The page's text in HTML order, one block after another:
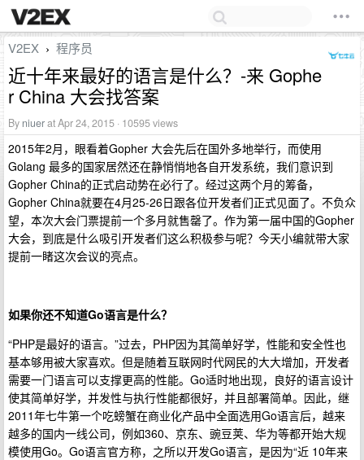
V2EX › 程序员
近十年来最好的语言是什么？-来 Gophe
r China 大会找答案
By niuerat Apr 24, 2015 · 10595 views
2015年2月，眼看着Gopher 大会先后在国外多地举行，而使用
Golang 最多的国家居然还在静悄悄地各自开发系统，我们意识到
Gopher China的正式启动势在必行了。经过这两个月的筹备，
Gopher China就要在4月25-26日跟各位开发者们正式见面了。不负众
望，本次大会门票提前一个多月就售罄了。作为第一届中国的Gopher
大会，到底是什么吸引开发者们这么积极参与呢？今天小编就带大家
提前一睹这次会议的亮点。
如果你还不知道Go语言是什么？
“PHP是最好的语言。”过去，PHP因为其简单好学，性能和安全性也
基本够用被大家喜欢。但是随着互联网时代网民的大大增加，开发者
需要一门语言可以支撑更高的性能。Go适时地出现，良好的语言设计
使其简单好学，并发性与执行性能都很好，并且部署简单。因此，继
2011年七牛第一个吃螃蟹在商业化产品中全面选用Go语言后，越来
越多的国内一线公司，例如360、京东、豌豆荚、华为等都开始大规
模使用Go。Go语言官方称，之所以开发Go语言，是因为“近 10年来